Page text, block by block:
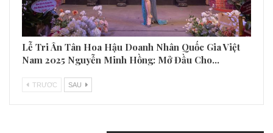
Lễ Tri Ân Tân Hoa Hậu Doanh Nhân Quốc Gia Việt
Nam 2025 Nguyễn Minh Hồng: Mở Đầu Cho…
TRƯƠC SAU